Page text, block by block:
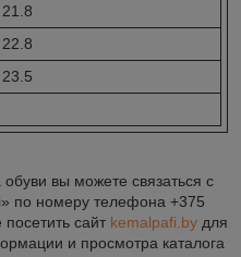
21.8
22.8
23.5
вы можете связаться с
по номеру телефона +375
сайт kemalpafi.by для
и просмотра каталога